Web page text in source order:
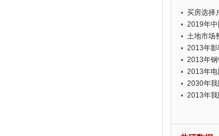
买房选择
2019年中
土地市场
2013年
2013年
2013年
2030年
2013年